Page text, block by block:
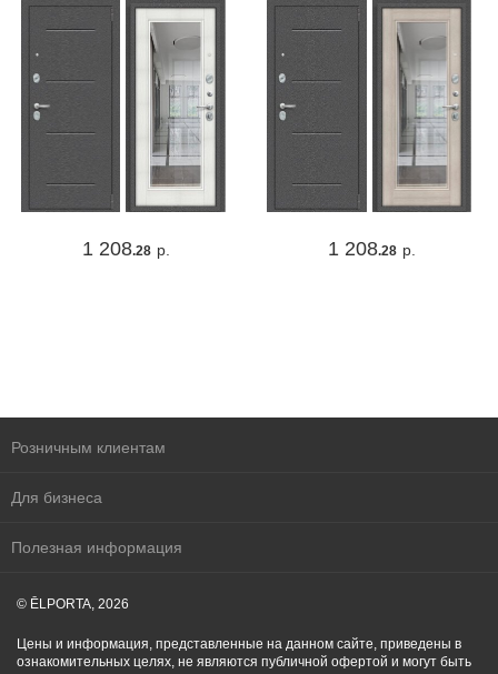
1 208.28 р. 1 208.28 р.
Розничным клиентам
Для бизнеса
Полезная информация
© ĒLPORTA, 2026
Цены и информация, представленные на данном сайте, приведены в
ознакомительных целях, не являются публичной офертой и могут быть